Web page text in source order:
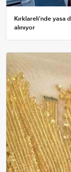
Kırklareli'nde yasa
alınıyor